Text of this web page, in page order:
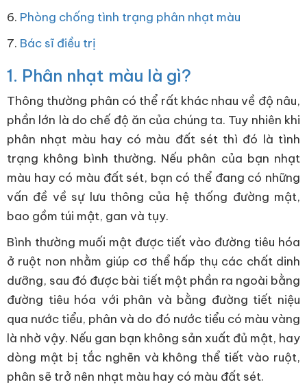
6. Phòng chống tình trạng phân nhạt màu
7. Bác sĩ điều trị
1. Phân nhạt màu là gì?
Thông thường phân có thể rất khác nhau về độ nâu,
phần lớn là do chế độ ăn của chúng ta. Tuy nhiên khi
phân nhạt màu hay có màu đất sét thì đó là tình
trạng không bình thường. Nếu phân của bạn nhạt
màu hay có màu đất sét, bạn có thể đang có những
vấn đề về sự lưu thông của hệ thống đường mật,
bao gồm túi mật, gan và tụy.
Bình thường muối mật được tiết vào đường tiêu hóa
ở ruột non nhằm giúp cơ thể hấp thụ các chất dinh
dưỡng, sau đó được bài tiết một phần ra ngoài bằng
đường tiêu hóa với phân và bằng đường tiết niệu
qua nước tiểu, phân và do đó nước tiểu có màu vàng
là nhờ vậy. Nếu gan bạn không sản xuất đủ mật, hay
dòng mật bị tắc nghẽn và không thể tiết vào ruột,
phân sẽ trở nên nhạt màu hay có màu đất sét.